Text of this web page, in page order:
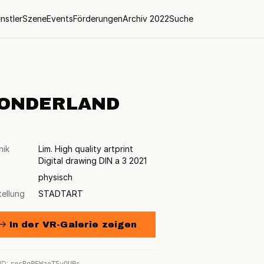
SzeneEventsFörderungenArchiv 2022Suche
Lim. High quality artprint
Digital drawing DIN a 3 2021
physisch
STADTART
→ In der VR-Galerie zeigen